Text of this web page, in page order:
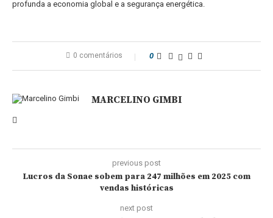
profunda a economia global e a segurança energética.
0 comentários 0
MARCELINO GIMBI
previous post
Lucros da Sonae sobem para 247 milhões em 2025 com
vendas históricas
next post